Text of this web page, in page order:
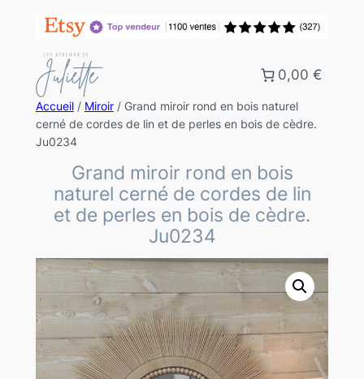
0,00 €
Accueil/ Miroir/ Grand miroir rond en bois naturel
cerné de cordes de lin et de perles en bois de cèdre.
Ju0234
Grand miroir rond en bois
naturel cerné de cordes de lin
et de perles en bois de cèdre.
Ju0234